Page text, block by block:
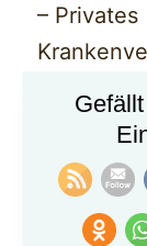
– Privates
zu
kalkuliert
–